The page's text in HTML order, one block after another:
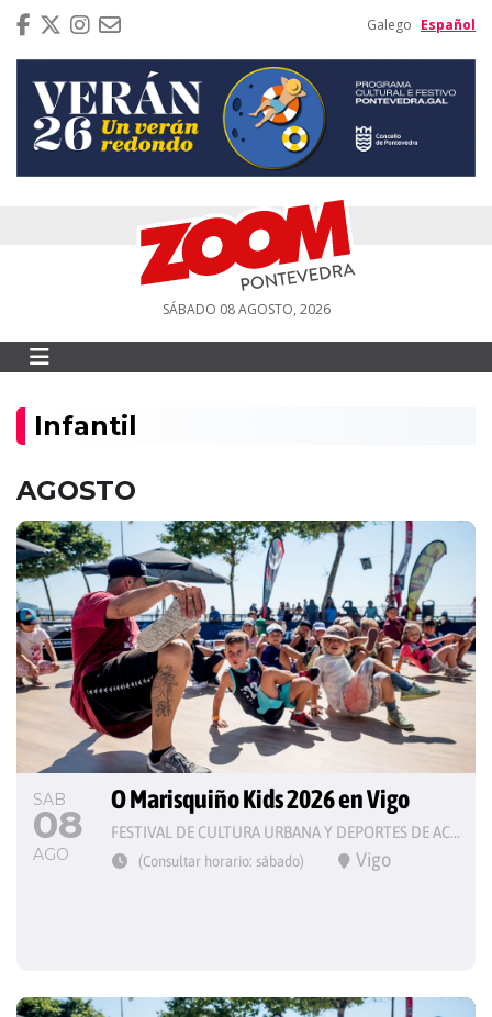
Galego Español
SÁBADO 08 AGOSTO, 2026
Infantil
AGOSTO
SAB
08
AGO
O Marisquiño Kids 2026 en Vigo
FESTIVAL DE CULTURA URBANA Y DEPORTES DE ACCIÓN
(Consultar horario: sábado) Vigo